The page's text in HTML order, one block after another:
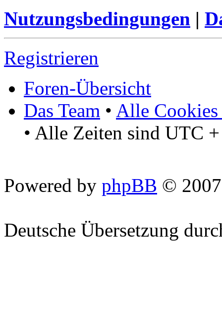
Nutzungsbedingungen |
Registrieren
Foren-Übersicht
Das Team • Alle Cookies
• Alle Zeiten sind UTC
Powered by phpBB ©
Deutsche Übersetzung